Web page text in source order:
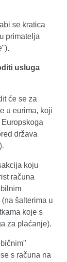
se kratica
primatelja
").
usluga
će se za
u eurima, koji
država
koju
računa
šalterima u
koje s
za plaćanje).
s računa na